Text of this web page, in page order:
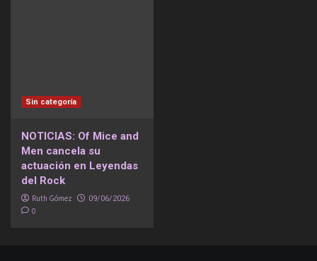
Sin categoría
NOTICIAS: Of Mice and
Men cancela su
actuación en Leyendas
del Rock
Ruth Gómez 09/06/2026
0